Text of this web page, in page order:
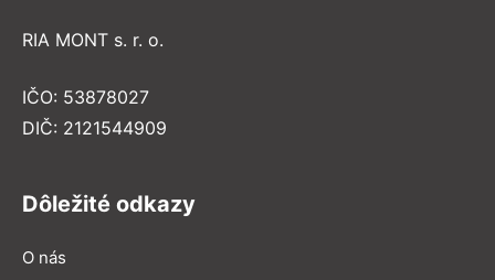
RIA MONT s. r. o.
IČO: 53878027
DIČ: 2121544909
Dôležité odkazy
O nás